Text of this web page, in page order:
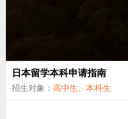
日本留学本科申请指南
招生对象： 高中生、本科生